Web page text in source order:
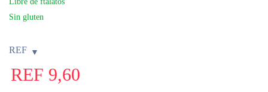
Sin gluten
REF
REF 9,60